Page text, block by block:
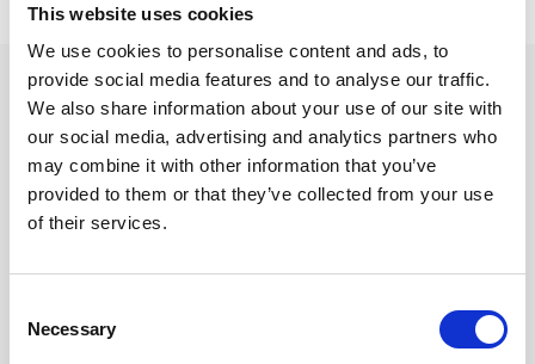
This website uses cookies
We use cookies to personalise content and ads, to
provide social media features and to analyse our traffic.
We also share information about your use of our site with
our social media, advertising and analytics partners who
may combine it with other information that you’ve
provided to them or that they’ve collected from your use
of their services.
Selection
Necessary
Lägsta pris senaste 30 dagarna är 139 kr (2026-08-06)
Andra tittade även på